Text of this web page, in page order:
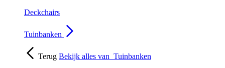
Deckchairs
Tuinbanken
Terug Bekijk alles van Tuinbanken